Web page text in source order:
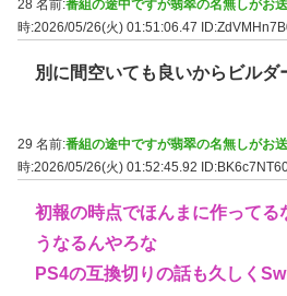
28 名前:番組の途中ですが翡翠の名無しがお
時:2026/05/26(火) 01:51:06.47
別に間空いても良いからビルダ
29 名前:番組の途中ですが翡翠の名無しがお
時:2026/05/26(火) 01:52:45.92
初報の時点でほんまに作ってる
うなるんやろな
PS4の互換切りの話も久しく